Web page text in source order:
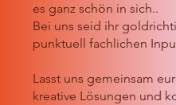
es ganz schön in sich..
Bei uns seid ihr
punktuell fachlichen
Lasst uns gemeinsam
kreative Lösungen und